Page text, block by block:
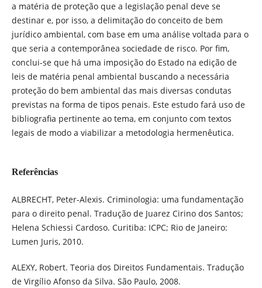
a matéria de proteção que a legislação penal deve se
destinar e, por isso, a delimitação do conceito de bem
jurídico ambiental, com base em uma análise voltada para o
que seria a contemporânea sociedade de risco. Por fim,
conclui-se que há uma imposição do Estado na edição de
leis de matéria penal ambiental buscando a necessária
proteção do bem ambiental das mais diversas condutas
previstas na forma de tipos penais. Este estudo fará uso de
bibliografia pertinente ao tema, em conjunto com textos
legais de modo a viabilizar a metodologia hermenêutica.
Referências
ALBRECHT, Peter-Alexis. Criminologia: uma fundamentação
para o direito penal. Tradução de Juarez Cirino dos Santos;
Helena Schiessi Cardoso. Curitiba: ICPC; Rio de Janeiro:
Lumen Juris, 2010.
ALEXY, Robert. Teoria dos Direitos Fundamentais. Tradução
de Virgílio Afonso da Silva. São Paulo, 2008.